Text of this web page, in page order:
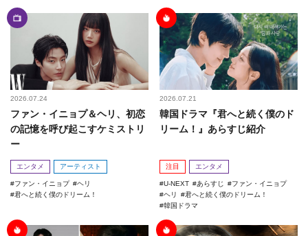
2026.07.24
ファン・イニョプ＆ヘリ、初恋
の記憶を呼び起こすケミストリ
ー
エンタメ アーティスト
ファン・イニョプ
ヘリ
君へと続く僕のドリーム！
2026.07.21
韓国ドラマ『君へと続く僕のド
リーム！』あらすじ紹介
注目 エンタメ
U-NEXT あらすじ
ファン・イニョプ
ヘリ
君へと続く僕のドリーム！
韓国ドラマ